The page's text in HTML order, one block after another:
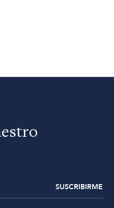
SUSCRIBIRME